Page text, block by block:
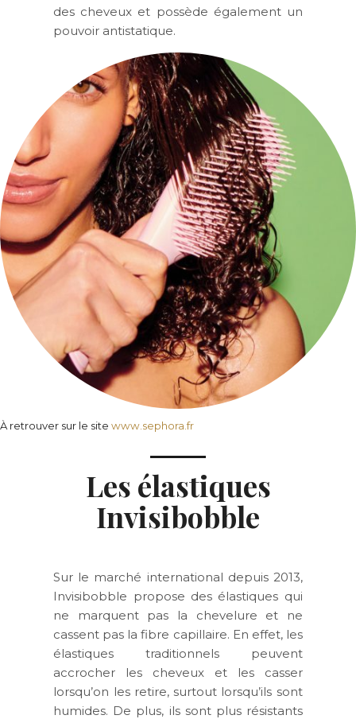
des cheveux et possède également un
pouvoir antistatique.
À retrouver sur le site www.sephora.fr
Les élastiques
Invisibobble
Sur le marché international depuis 2013,
Invisibobble propose des élastiques qui
ne marquent pas la chevelure et ne
cassent pas la fibre capillaire. En effet, les
élastiques traditionnels peuvent
accrocher les cheveux et les casser
lorsqu’on les retire, surtout lorsqu’ils sont
humides. De plus, ils sont plus résistants